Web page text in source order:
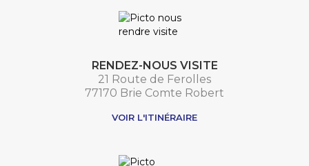
RENDEZ-NOUS VISITE
21 Route de Ferolles
77170 Brie Comte Robert
VOIR L'ITINÉRAIRE